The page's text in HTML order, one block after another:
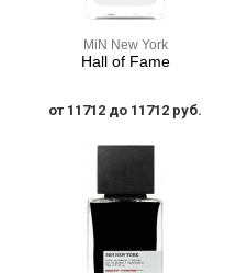
MiN New York
Hall of Fame
от 11712 до 11712 руб.